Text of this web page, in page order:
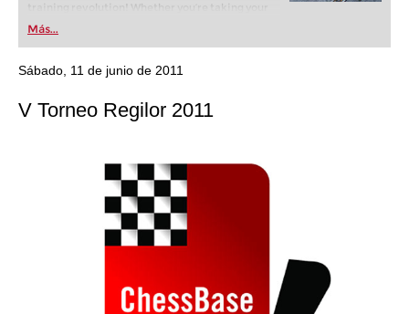
training revolution! Whether you’re taking your
first steps into the world of club chess, or already
playing at a tournament level: with FRITZ, you can
train more efficiently, intelligently and with a
more personalised approach than ever before.
Más...
Sábado, 11 de junio de 2011
V Torneo Regilor 2011